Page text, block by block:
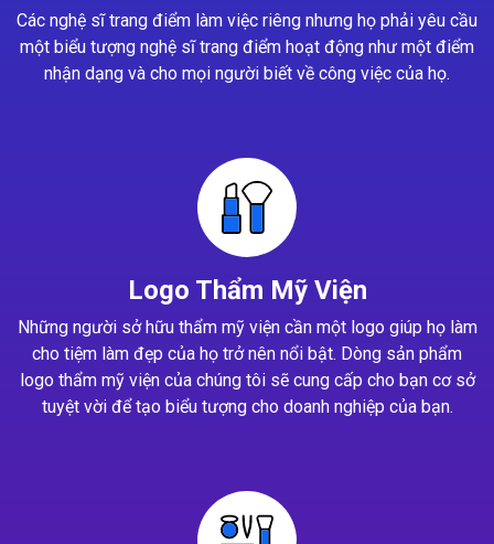
Các nghệ sĩ trang điểm làm việc riêng nhưng họ phải yêu cầu
một biểu tượng nghệ sĩ trang điểm hoạt động như một điểm
nhận dạng và cho mọi người biết về công việc của họ.
Logo Thẩm Mỹ Viện
Những người sở hữu thẩm mỹ viện cần một logo giúp họ làm
cho tiệm làm đẹp của họ trở nên nổi bật. Dòng sản phẩm
logo thẩm mỹ viện của chúng tôi sẽ cung cấp cho bạn cơ sở
tuyệt vời để tạo biểu tượng cho doanh nghiệp của bạn.